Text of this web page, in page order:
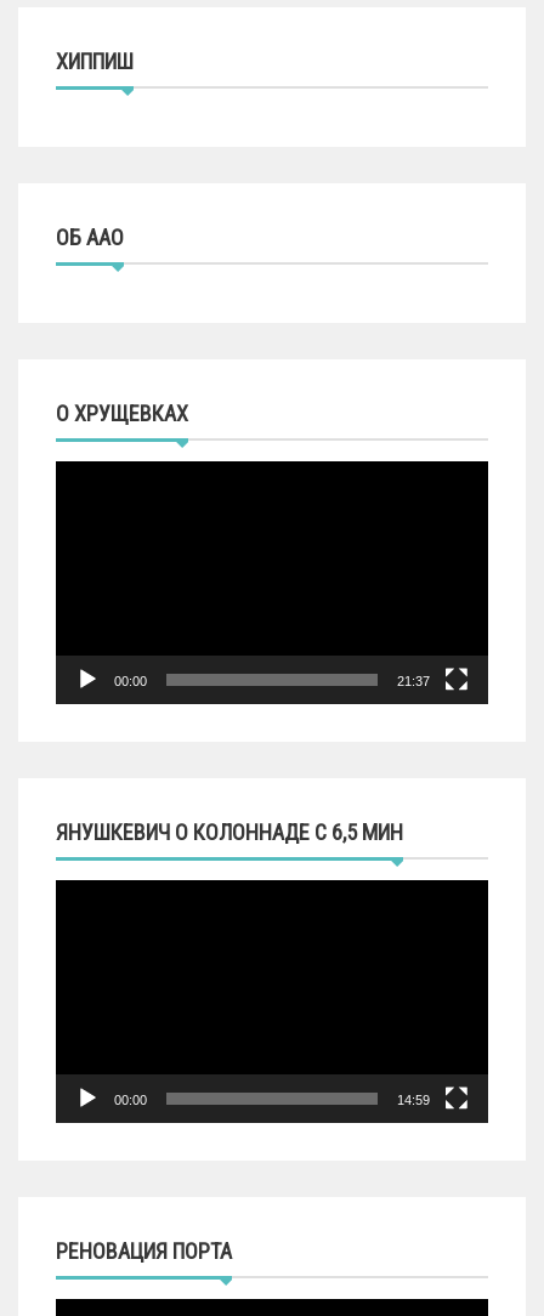
ХИППИШ
ОБ ААО
О ХРУЩЕВКАХ
00:00 21:37
ЯНУШКЕВИЧ О КОЛОННАДЕ С 6,5 МИН
00:00 14:59
РЕНОВАЦИЯ ПОРТА